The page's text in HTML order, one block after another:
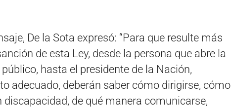
De la Sota expresó: “Para que resulte más
de esta Ley, desde la persona que abre la
hasta el presidente de la Nación,
adecuado, deberán saber cómo dirigirse, cómo
de qué manera comunicarse,